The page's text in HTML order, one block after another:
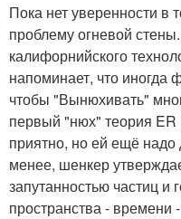
Пока нет уверенности в
проблему огневой
калифорнийского
напоминает, что иногда
чтобы "Вынюхивать"
первый "нюх" теория ER
приятно, но ей ещё надо
менее, шенкер
запутанностью частиц и
пространства - времени